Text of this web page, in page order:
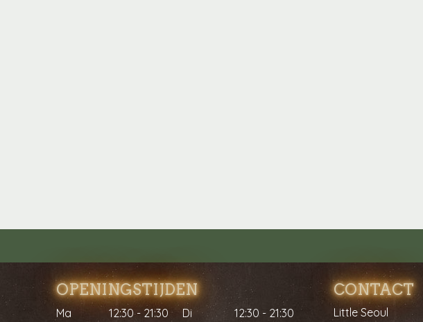
OPENINGSTIJDEN
Ma 12:30 - 21:30 Di
12:30 - 21:30
CONTACT
Little Seoul